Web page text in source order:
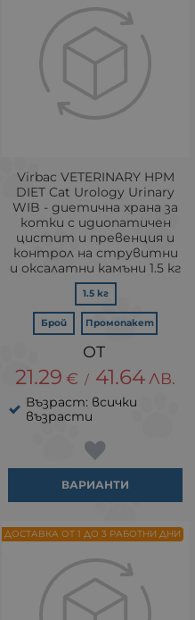
Virbac VETERINARY HPM
DIET Cat Urology Urinary
WIB - диетична храна за
котки с идиопатичен
цистит и превенция и
контрол на струвитни
и оксалатни камъни 1.5 кг
1.5 кг
Брой Промопакет
21.29 € / 41.64 ЛВ.
Възраст: всички
възрасти
ВАРИАНТИ
ДОСТАВКА ОТ 1 ДО 3 РАБОТНИ ДНИ